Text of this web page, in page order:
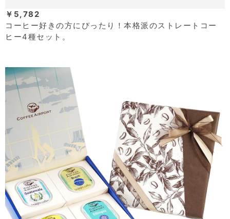
￥5,782
コーヒー好きの方にぴったり！本格派のストレートコー
ヒー4種セット。